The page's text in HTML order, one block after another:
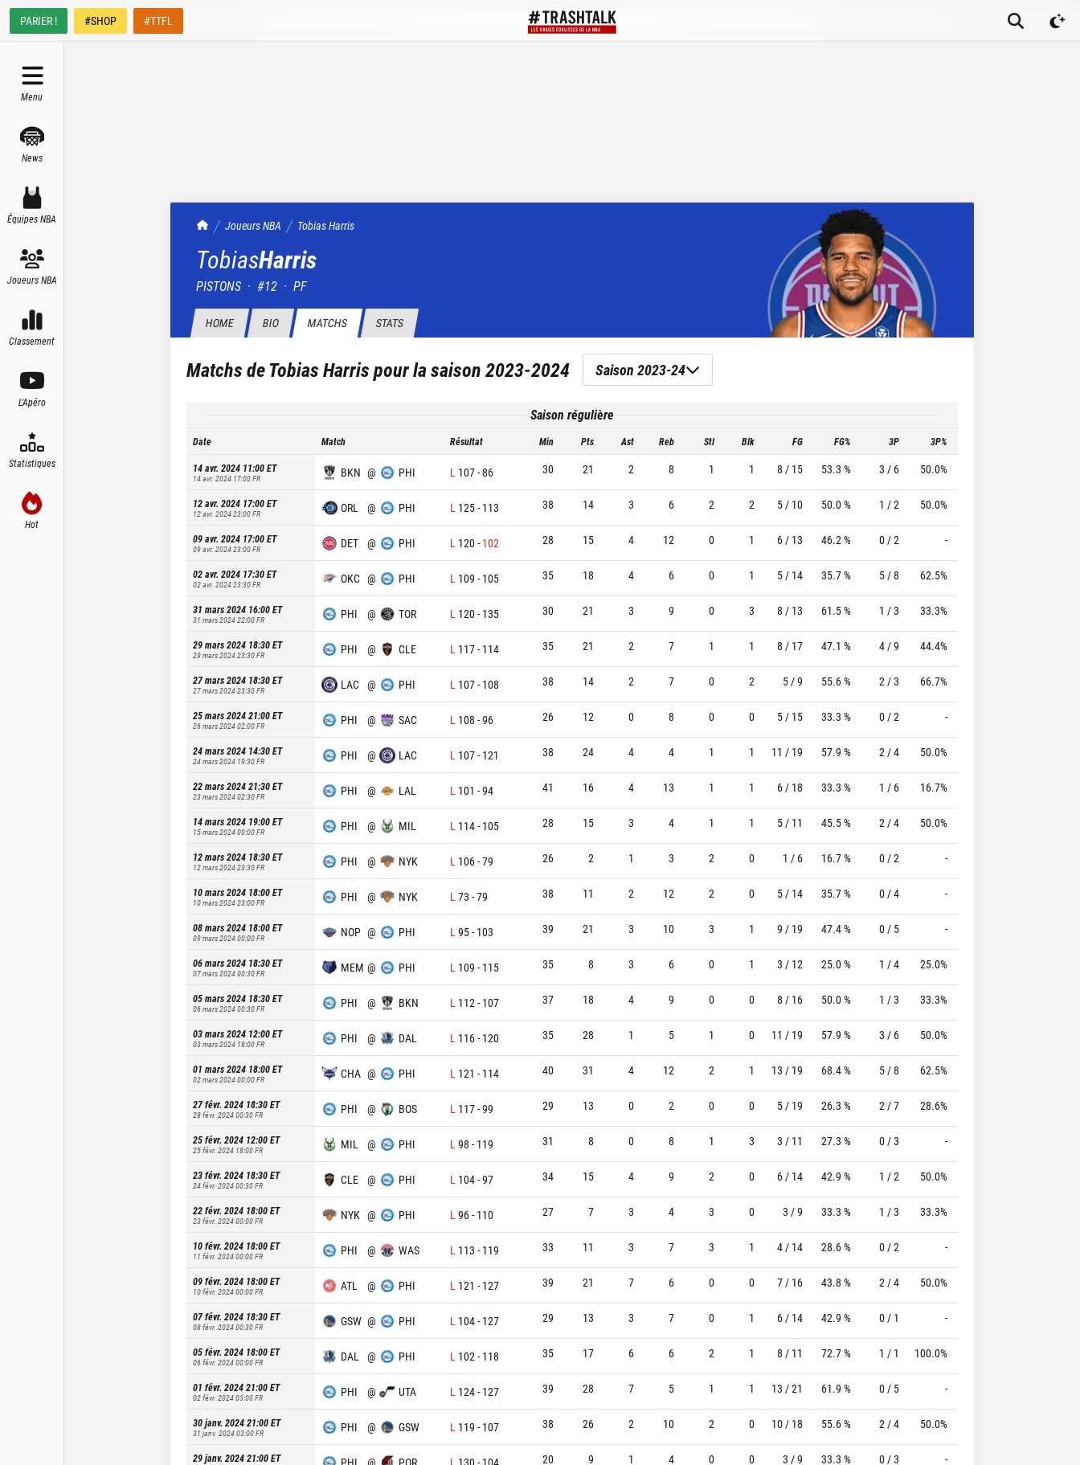
PARIER ! #SHOP #TTFL
Menu
News
Équipes NBA
Joueurs NBA
Classement
L'Apéro
Statistiques
Hot
TrashTalk Actu NBA
Joueurs NBA TobiasHarris
TobiasHarris
PISTONS · #12 · PF
HOME BIO MATCHS STATS
Matchs deTobias Harrispour la saison2023-2024 Saison 2023-24
Saison régulière
Date Match Résultat Min Pts Ast Reb Stl Blk FG FG% 3P 3P%
14 avr. 2024 11:00ET
14 avr. 2024 17:00FR BKN @ PHI L 107-86 30 21 2 8 1 1 8 / 15 53.3 % 3 / 6 50.0%
12 avr. 2024 17:00ET
12 avr. 2024 23:00FR ORL @ PHI L 125- 113 38 14 3 6 2 2 5 / 10 50.0 % 1 / 2 50.0%
09 avr. 2024 17:00ET
09 avr. 2024 23:00FR DET @ PHI L 120- 102 28 15 4 12 0 1 6 / 13 46.2 % 0 / 2 -
02 avr. 2024 17:30ET
02 avr. 2024 23:30FR OKC @ PHI L 109 - 105 35 18 4 6 0 1 5 / 14 35.7 % 5 / 8 62.5%
31 mars 2024 16:00ET
31 mars 2024 22:00FR PHI @ TOR L 120- 135 30 21 3 9 0 3 8 / 13 61.5 % 1 / 3 33.3%
29 mars 2024 18:30ET
29 mars 2024 23:30FR PHI @ CLE L 117- 114 35 21 2 7 1 1 8 / 17 47.1 % 4 / 9 44.4%
27 mars 2024 18:30ET
27 mars 2024 23:30FR LAC @ PHI L 107- 108 38 14 2 7 0 2 5 / 9 55.6 % 2 / 3 66.7%
25 mars 2024 21:00ET
26 mars 2024 02:00FR PHI @ SAC L 108 -96 26 12 0 8 0 0 5 / 15 33.3 % 0 / 2 -
24 mars 2024 14:30ET
24 mars 2024 19:30FR PHI @ LAC L 107- 121 38 24 4 4 1 1 11 / 19 57.9 % 2 / 4 50.0%
22 mars 2024 21:30ET
23 mars 2024 02:30FR PHI @ LAL L 101 -94 41 16 4 13 1 1 6 / 18 33.3 % 1 / 6 16.7%
14 mars 2024 19:00ET
15 mars 2024 00:00FR PHI @ MIL L 114- 105 28 15 3 4 1 1 5 / 11 45.5 % 2 / 4 50.0%
12 mars 2024 18:30ET
12 mars 2024 23:30FR PHI @ NYK L 106-79 26 2 1 3 2 0 1 / 6 16.7 % 0 / 2 -
10 mars 2024 18:00ET
10 mars 2024 23:00FR PHI @ NYK L 73 -79 38 11 2 12 2 0 5 / 14 35.7 % 0 / 4 -
08 mars 2024 18:00ET
09 mars 2024 00:00FR NOP @ PHI L 95- 103 39 21 3 10 3 1 9 / 19 47.4 % 0 / 5 -
06 mars 2024 18:30ET
07 mars 2024 00:30FR MEM @ PHI L 109 - 115 35 8 3 6 0 1 3 / 12 25.0 % 1 / 4 25.0%
05 mars 2024 18:30ET
06 mars 2024 00:30FR PHI @ BKN L 112 - 107 37 18 4 9 0 0 8 / 16 50.0 % 1 / 3 33.3%
03 mars 2024 12:00ET
03 mars 2024 18:00FR PHI @ DAL L 116- 120 35 28 1 5 1 0 11 / 19 57.9 % 3 / 6 50.0%
01 mars 2024 18:00ET
02 mars 2024 00:00FR CHA @ PHI L 121 - 114 40 31 4 12 2 1 13 / 19 68.4 % 5 / 8 62.5%
27 févr. 2024 18:30ET
28 févr. 2024 00:30FR PHI @ BOS L 117-99 29 13 0 2 0 0 5 / 19 26.3 % 2 / 7 28.6%
25 févr. 2024 12:00ET
25 févr. 2024 18:00FR MIL @ PHI L 98 - 119 31 8 0 8 1 3 3 / 11 27.3 % 0 / 3 -
23 févr. 2024 18:30ET
24 févr. 2024 00:30FR CLE @ PHI L 104-97 34 15 4 9 2 0 6 / 14 42.9 % 1 / 2 50.0%
22 févr. 2024 18:00ET
23 févr. 2024 00:00FR NYK @ PHI L 96- 110 27 7 3 4 3 0 3 / 9 33.3 % 1 / 3 33.3%
10 févr. 2024 18:00ET
11 févr. 2024 00:00FR PHI @ WAS L 113 - 119 33 11 3 7 3 1 4 / 14 28.6 % 0 / 2 -
09 févr. 2024 18:00ET
10 févr. 2024 00:00FR ATL @ PHI L 121 - 127 39 21 7 6 0 0 7 / 16 43.8 % 2 / 4 50.0%
07 févr. 2024 18:30ET
08 févr. 2024 00:30FR GSW @ PHI L 104- 127 29 13 3 7 0 1 6 / 14 42.9 % 0 / 1 -
05 févr. 2024 18:00ET
06 févr. 2024 00:00FR DAL @ PHI L 102 - 118 35 17 6 6 2 1 8 / 11 72.7 % 1 / 1 100.0%
01 févr. 2024 21:00ET
02 févr. 2024 03:00FR PHI @ UTA L 124- 127 39 28 7 5 1 1 13 / 21 61.9 % 0 / 5 -
30 janv. 2024 21:00ET
31 janv. 2024 03:00FR PHI @ GSW L 119 - 107 38 26 2 10 2 0 10 / 18 55.6 % 2 / 4 50.0%
29 janv. 2024 21:00ET PHI @ POR L 130- 104 20 9 1 4 0 0 3 / 9 33.3 % 0 / 3 -